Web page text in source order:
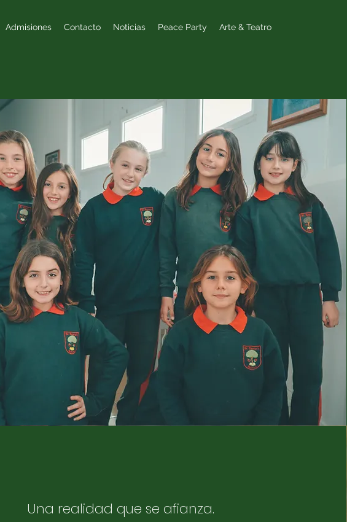
Admisiones Contacto Noticias Peace Party Arte & Teatro
Una realidad que se afianza.